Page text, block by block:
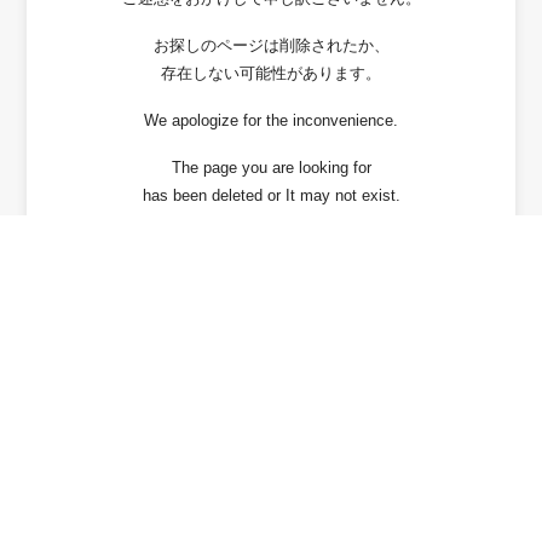
お探しのページは削除されたか、
存在しない可能性があります。
We apologize for the inconvenience.
The page you are looking for
has been deleted or It may not exist.